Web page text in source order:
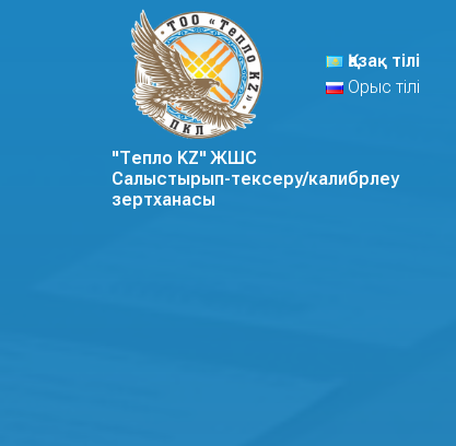
Қазақ тілі
Орыс тілі
"Тепло KZ" ЖШС
Салыстырып-тексеру/калибрлеу
зертханасы